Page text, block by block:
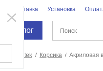
Доставка Установка
Каталог
Santek Корсика Акриловая